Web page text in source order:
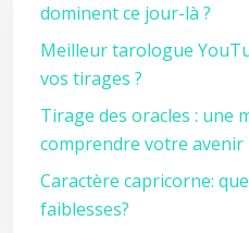
dominent ce jour-là ?
Meilleur tarologue
vos tirages ?
Tirage des oracles : une
comprendre votre avenir
Caractère capricorne:
faiblesses?